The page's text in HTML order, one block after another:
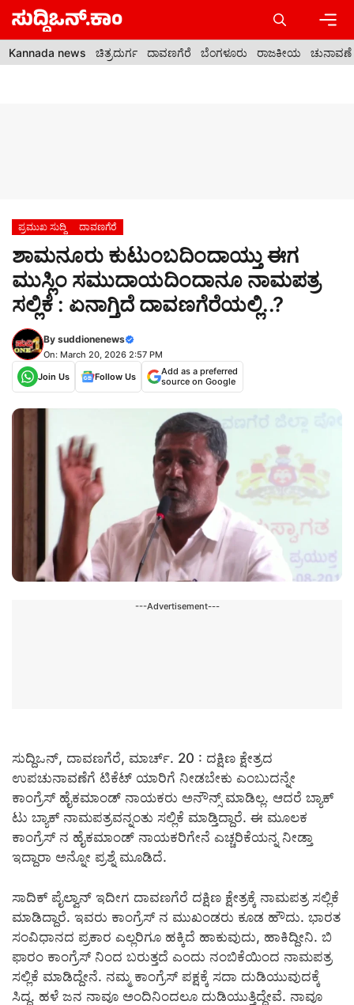
Skip
content
Kannada news ಚಿತ್ರದುರ್ಗ ದಾವಣಗೆರೆ ಬೆಂಗಳೂರು ರಾಜಕೀಯ ಚುನಾವಣೆ
ಪ್ರಮುಖ ಸುದ್ದಿ ದಾವಣಗೆರೆ
ಶಾಮನೂರು ಕುಟುಂಬದಿಂದಾಯ್ತು ಈಗ
ಮುಸ್ಲಿಂ ಸಮುದಾಯದಿಂದಾನೂ ನಾಮಪತ್ರ
ಸಲ್ಲಿಕೆ : ಏನಾಗ್ತಿದೆ ದಾವಣಗೆರೆಯಲ್ಲಿ..?
By suddionenews
On: March 20, 2026 2:57 PM
Join Us
Follow Us
Add as a preferred
source on Google
---Advertisement---
ಸುದ್ದಿಒನ್, ದಾವಣಗೆರೆ, ಮಾರ್ಚ್. 20 : ದಕ್ಷಿಣ ಕ್ಷೇತ್ರದ
ಉಪಚುನಾವಣೆಗೆ ಟಿಕೆಟ್ ಯಾರಿಗೆ ನೀಡಬೇಕು ಎಂಬುದನ್ನೇ
ಕಾಂಗ್ರೆಸ್ ಹೈಕಮಾಂಡ್ ನಾಯಕರು ಅನೌನ್ಸ್ ಮಾಡಿಲ್ಲ. ಆದರೆ ಬ್ಯಾಕ್
ಟು ಬ್ಯಾಕ್ ನಾಮಪತ್ರವನ್ನಂತು ಸಲ್ಲಿಕೆ ಮಾಡ್ತಿದ್ದಾರೆ. ಈ ಮೂಲಕ
ಕಾಂಗ್ರೆಸ್ ನ ಹೈಕಮಾಂಡ್ ನಾಯಕರಿಗೇನೆ ಎಚ್ಚರಿಕೆಯನ್ನ ನೀಡ್ತಾ
ಇದ್ದಾರಾ ಅನ್ನೋ ಪ್ರಶ್ನೆ‌ ಮೂಡಿದೆ.
ಸಾದಿಕ್ ಪೈಲ್ವಾನ್ ಇದೀಗ ದಾವಣಗೆರೆ ದಕ್ಷಿಣ ಕ್ಷೇತ್ರಕ್ಕೆ ನಾಮಪತ್ರ ಸಲ್ಲಿಕೆ
ಮಾಡಿದ್ದಾರೆ. ಇವರು ಕಾಂಗ್ರೆಸ್ ನ ಮುಖಂಡರು ಕೂಡ ಹೌದು. ಭಾರತ
ಸಂವಿಧಾನದ ಪ್ರಕಾರ ಎಲ್ಲರಿಗೂ ಹಕ್ಕಿದೆ ಹಾಕುವುದು, ಹಾಕಿದ್ದೀನಿ. ಬಿ
ಫಾರಂ ಕಾಂಗ್ರೆಸ್ ನಿಂದ ಬರುತ್ತದೆ ಎಂದು ನಂಬಿಕೆಯಿಂದ ನಾಮಪತ್ರ
ಸಲ್ಲಿಕೆ ಮಾಡಿದ್ದೇನೆ. ನಮ್ಮ ಕಾಂಗ್ರೆಸ್ ಪಕ್ಷಕ್ಕೆ ಸದಾ ದುಡಿಯುವುದಕ್ಕೆ
ಸಿದ್ಧ. ಹಳೆ ಜನ ನಾವೂ ಅಂದಿನಿಂದಲೂ ದುಡಿಯುತ್ತಿದ್ದೇವೆ. ನಾವೂ